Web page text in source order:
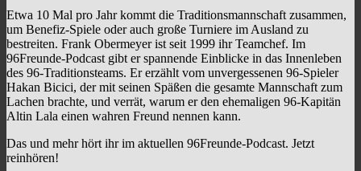
Etwa 10 Mal pro Jahr kommt die Traditionsmannschaft zusammen,
um Benefiz-Spiele oder auch große Turniere im Ausland zu
bestreiten. Frank Obermeyer ist seit 1999 ihr Teamchef. Im
96Freunde-Podcast gibt er spannende Einblicke in das Innenleben
des 96-Traditionsteams. Er erzählt vom unvergessenen 96-Spieler
Hakan Bicici, der mit seinen Späßen die gesamte Mannschaft zum
Lachen brachte, und verrät, warum er den ehemaligen 96-Kapitän
Altin Lala einen wahren Freund nennen kann.
Das und mehr hört ihr im aktuellen 96Freunde-Podcast. Jetzt
reinhören!